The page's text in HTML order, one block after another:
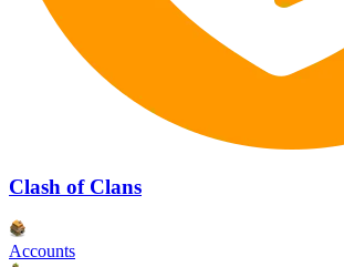
Clash of Clans
Accounts